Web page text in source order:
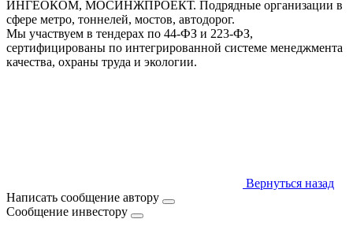
ИНГЕОКОМ, МОСИНЖПРОЕКТ. Подрядные организации в
сфере метро, тоннелей, мостов, автодорог.
Мы участвуем в тендерах по 44-ФЗ и 223-ФЗ,
сертифицированы по интегрированной системе менеджмента
качества, охраны труда и экологии.
Вернуться назад
Написать сообщение автору
Сообщение инвестору